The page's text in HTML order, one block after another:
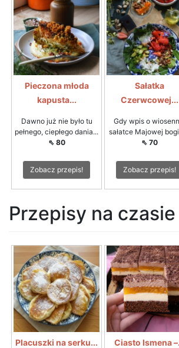
Pieczona młoda
kapusta...
Dawno już nie było tu
pełnego, ciepłego dania...
⇖ 80
Zobacz przepis!
Sałatka
Czerwcowej...
Gdy wpis o
sałatce Majowej
⇖ 70
Zobacz przepis!
Przepisy na czasie
Placuszki na serku... Ciasto Ismena